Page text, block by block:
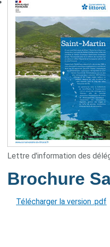
Lettre d'information des
Brochure
Télécharger la version .pdf